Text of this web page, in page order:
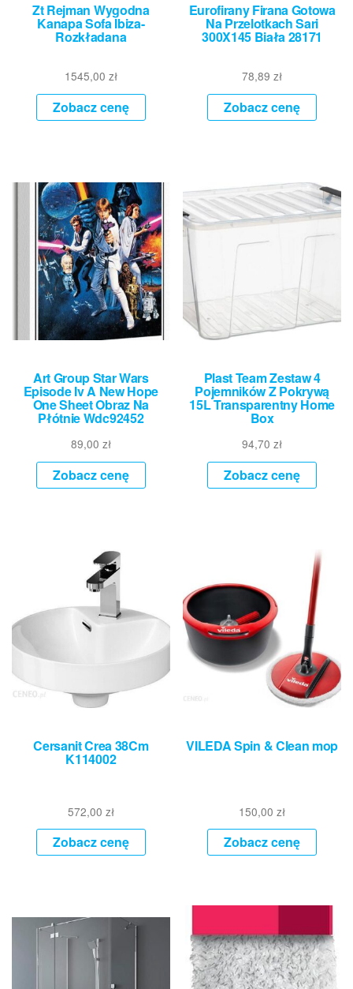
Zt Rejman Wygodna
Kanapa Sofa Ibiza-
Rozkładana
1545,00 zł
Zobacz cenę
Eurofirany Firana Gotowa
Na Przelotkach Sari
300X145 Biała 28171
78,89zł
Zobacz cenę
Art Group Star Wars
Episode Iv A New Hope
One Sheet Obraz Na
Płótnie Wdc92452
89,00 zł
Zobacz cenę
Plast Team Zestaw 4
Pojemników Z Pokrywą
15L Transparentny Home
Box
94,70zł
Zobacz cenę
Cersanit Crea 38Cm
K114002
572,00 zł
Zobacz cenę
VILEDA Spin & Clean mop
150,00zł
Zobacz cenę